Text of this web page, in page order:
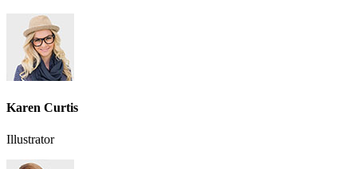
Karen Curtis
Illustrator